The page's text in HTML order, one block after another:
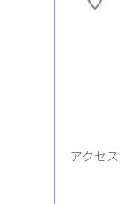
アクセス